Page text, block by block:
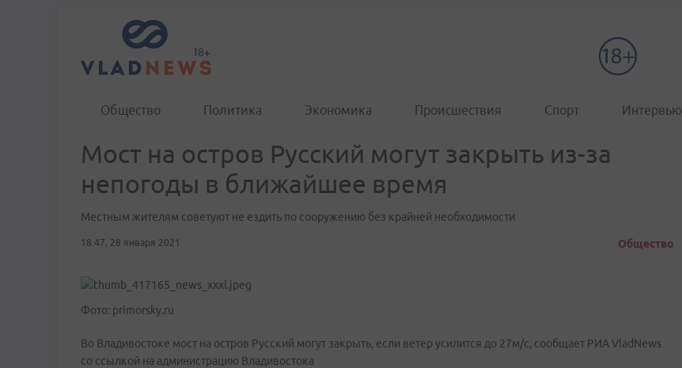
Общество Политика Экономика Происшествия Спорт Интервью
Мост на остров Русский могут закрыть из-за
непогоды в ближайшее время
Местным жителям советуют не ездить по сооружению без крайней необходимости
18:47, 28 января 2021 Общество
Фото: primorsky.ru
Во Владивостоке мост на остров Русский могут закрыть, если ветер усилится до 27м/с, сообщает РИА VladNews
со ссылкой на администрацию Владивостока